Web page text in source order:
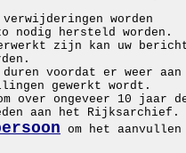
worden
nodig hersteld worden.
zijn kan uw
duren voordat er weer aan
gewerkt wordt.
over ongeveer 10 jaar
aan het Rijksarchief.
om het aanvullen